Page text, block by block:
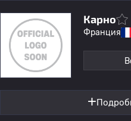
Карно
Франция